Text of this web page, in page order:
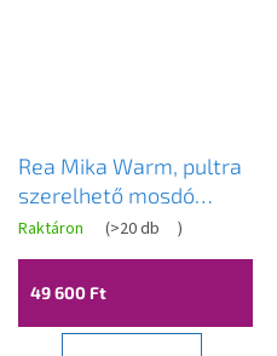
Rea Mika Warm, pultra
szerelhető mosdó
500x380x150 mm,
bézs-kő utánzat, REA-
U7347
Raktáron (>20 db )
49 600 Ft